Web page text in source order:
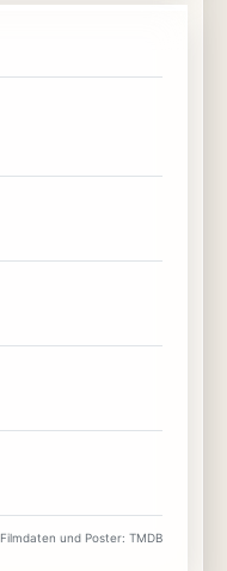
Filmdaten und Poster: TMDB